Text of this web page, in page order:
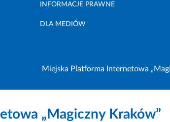
INFORMACJE PRAWNE
DLA MEDIÓW
Miejska Platforma Internetowa
„Magiczny Kraków”